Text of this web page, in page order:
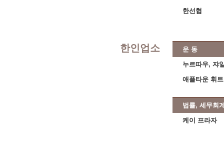
한선협
한인업소
운 동
누르따우, 쟈
애플타운 휘
법률, 세무회
케이 프라자